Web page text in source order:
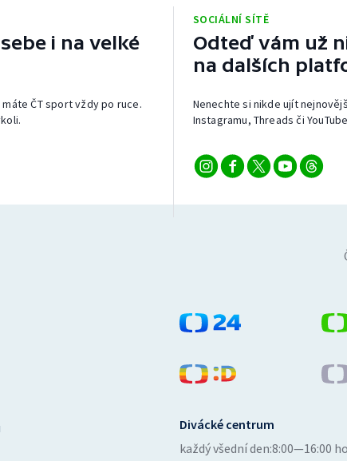
i na velké
ČT sport vždy po ruce.
SOCIÁLNÍ SÍTĚ
Odteď vám už
na dalších
Nenechte si nikde ujít
Instagramu, Threads či
Divácké centrum
každý všední den:8:00—16:00